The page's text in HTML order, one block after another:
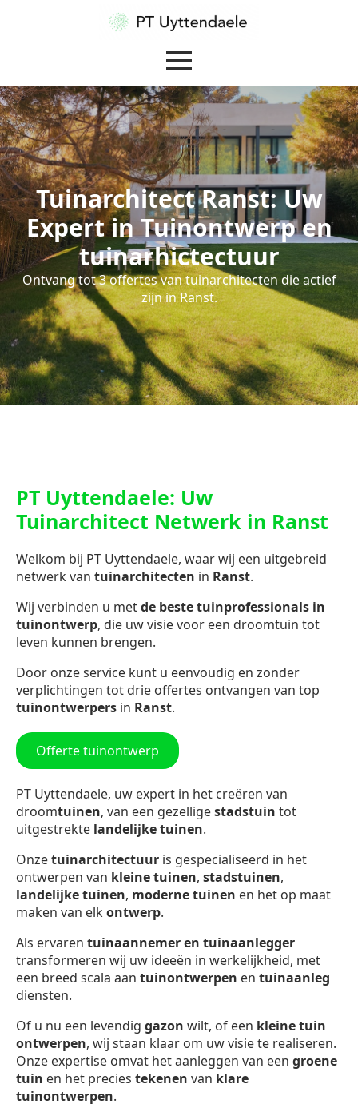
Tuinarchitect Ranst: Uw
Expert in Tuinontwerp en
tuinarhictectuur
Ontvang tot 3 offertes van tuinarchitecten die actief
zijn in Ranst.
PT Uyttendaele: Uw
Tuinarchitect Netwerk in Ranst
Welkom bij PT Uyttendaele, waar wij een uitgebreid
netwerk van tuinarchitecten in Ranst.
Wij verbinden u metde beste tuinprofessionals in
tuinontwerp, die uw visie voor een droomtuin tot
leven kunnen brengen.
Door onze service kunt u eenvoudig en zonder
verplichtingen tot drie offertes ontvangen van top
tuinontwerpers in Ranst.
Offerte tuinontwerp
PT Uyttendaele, uw expert in het creëren van
droomtuinen, van een gezelligestadstuin tot
uitgestrekte landelijke tuinen.
Onzetuinarchitectuur is gespecialiseerd in het
ontwerpen van kleine tuinen, stadstuinen,
landelijke tuinen, moderne tuinen en het op maat
maken van elkontwerp.
Als ervaren tuinaannemer en tuinaanlegger
transformeren wij uw ideeën in werkelijkheid, met
een breed scala aan tuinontwerpen en tuinaanleg
diensten.
Of u nu een levendig gazon wilt, of een kleine tuin
ontwerpen, wij staan klaar om uw visie te realiseren.
Onze expertise omvat het aanleggen van een groene
tuin en het precies tekenen van klare
tuinontwerpen.